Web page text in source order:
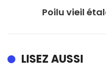
Poilu vieil
LISEZ AUSSI